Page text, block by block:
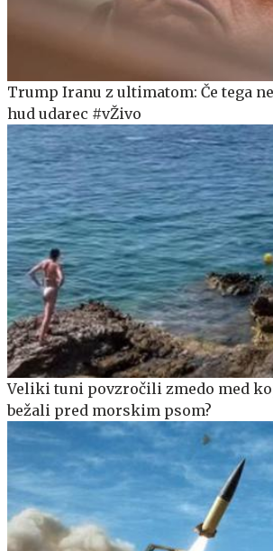
Trump Iranu z ultimatom: Če tega
hud udarec #vŽivo
Veliki tuni povzročili zmedo med
bežali pred morskim psom?